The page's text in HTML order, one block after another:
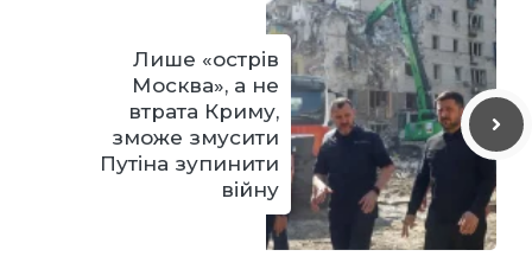
Лише «острів
Москва», а не
втрата Криму,
зможе змусити
Путіна зупинити
війну